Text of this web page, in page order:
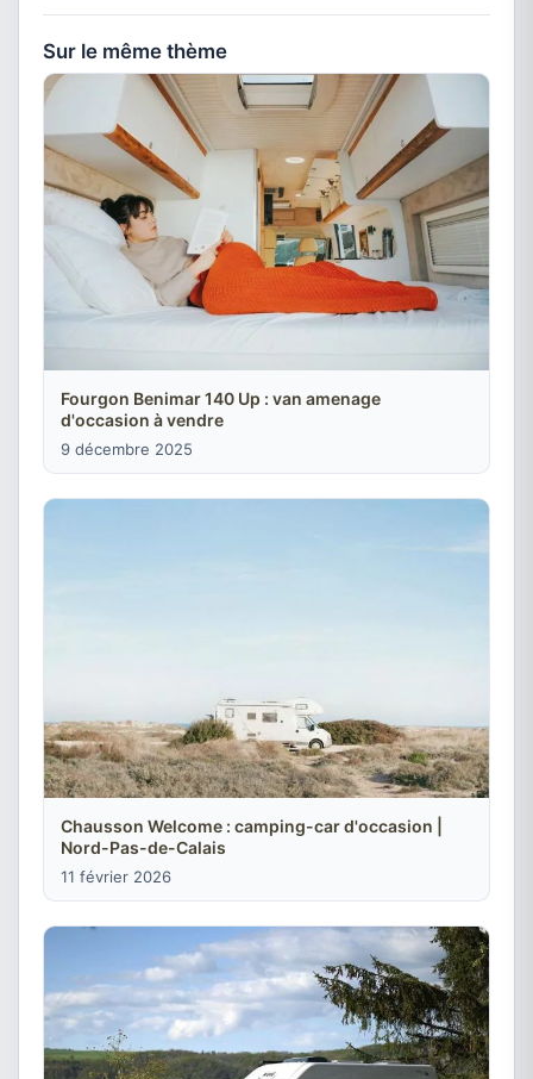
Sur le même thème
Fourgon Benimar 140 Up : van amenage
d'occasion à vendre
9 décembre 2025
Chausson Welcome : camping-car d'occasion |
Nord-Pas-de-Calais
11 février 2026